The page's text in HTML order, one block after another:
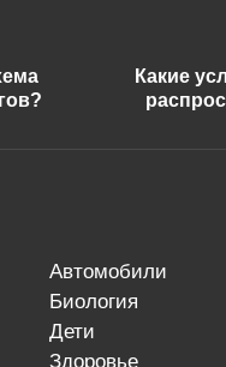
Какие
автомобили
биология
дети
здоровье